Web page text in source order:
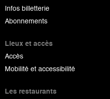
Infos billetterie
Abonnements
Lieux et accès
Accès
Mobilité et accessibilité
Les restaurants